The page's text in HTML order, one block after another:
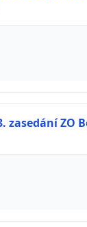
zasedání ZO